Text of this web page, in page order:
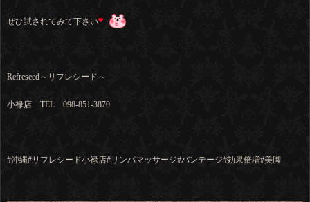
ぜひ試されてみて下さい
Refreseed～リフレシード～
小禄店 TEL 098-851-3870
#沖縄#リフレシード小禄店#リンパマッサージ#バンテージ#効果倍増#美脚